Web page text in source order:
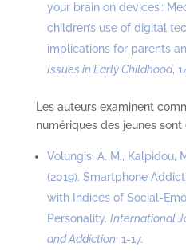
your brain on devices’:
children’s use of digital
implications for parents
Issues in Early Childhood,
Les auteurs examinent
numériques des jeunes
Volungis, A. M., Kalpidou,
(2019). Smartphone
with Indices of Social-
Personality. International
and Addiction, 1-17.